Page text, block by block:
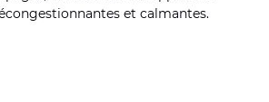
et calmantes.